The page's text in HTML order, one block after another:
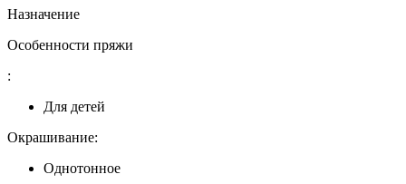
Назначение
Особенности пряжи
:
Для детей
Окрашивание:
Однотонное